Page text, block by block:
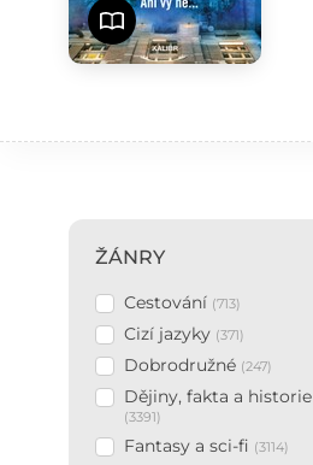
ŽÁNRY
ŽánryCestování (713)
Cizí jazyky (371)
Dobrodružné (247)
Dějiny, fakta a historie
(3391)
Fantasy a sci-fi (3114)